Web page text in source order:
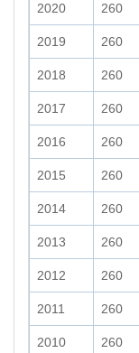
2020 260
2019 260
2018 260
2017 260
2016 260
2015 260
2014 260
2013 260
2012 260
2011 260
2010 260